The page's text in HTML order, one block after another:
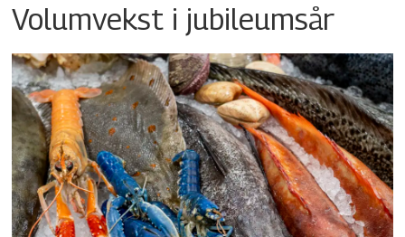
Volumvekst i jubileumsår